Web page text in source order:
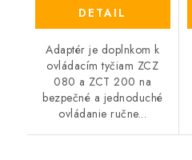
DETAIL
Adaptér je doplnkom k
ovládacím tyčiam ZCZ
080 a ZCT 200 na
bezpečné a jednoduché
ovládanie ručne...